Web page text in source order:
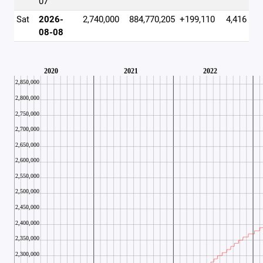
Sat
2026-
08-08
2,740,000 884,770,205 +199,110 4,416